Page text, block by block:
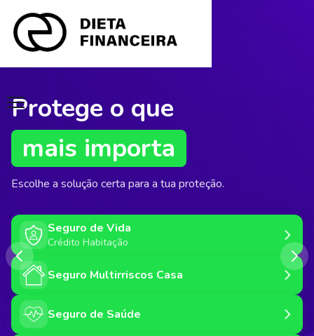
Todas as calculadoras
decréditonum só lugar
Encontra asolução certapara o teu crédito.
Calculadora Crédito
Habitação
Crédito Habitação